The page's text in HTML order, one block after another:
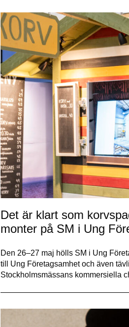
Det är klart som
monter på SM i Ung
Den 26–27 maj hölls SM i Ung
till Ung Företagsamhet och även
Stockholmsmässans kommersiella